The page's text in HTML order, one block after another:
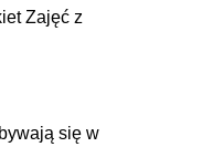
Zajęć z
się w